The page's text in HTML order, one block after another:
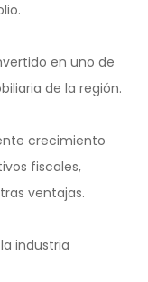
en uno de
de la región.
crecimiento
fiscales,
ventajas.
industria